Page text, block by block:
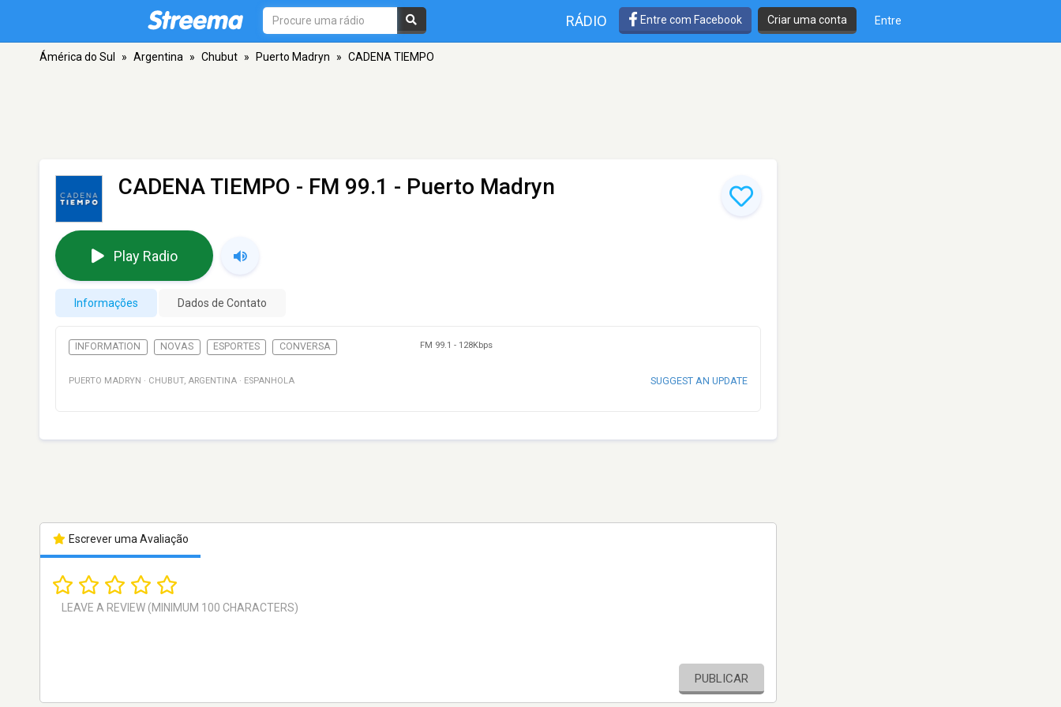
RÁDIO Entre com Facebook Criar uma conta Entre
Ámérica do Sul » Argentina » Chubut » Puerto Madryn » CADENA TIEMPO
CADENA TIEMPO - FM 99.1 - Puerto Madryn
Play Radio
Informações Dados de Contato
INFORMATION NOVAS ESPORTES CONVERSA FM 99.1 - 128Kbps
PUERTO MADRYN · CHUBUT, ARGENTINA · ESPANHOLA SUGGEST AN UPDATE
Escrever uma Avaliação
PUBLICAR